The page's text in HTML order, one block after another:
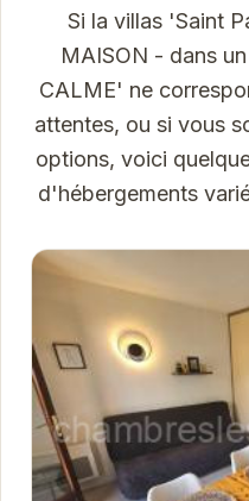
Si la villas 'Saint
MAISON - dans
CALME' ne
attentes, ou si vous
options, voici
d'hébergements